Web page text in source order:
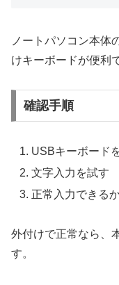
ノートパソコン本体
けキーボードが便利
確認手順
USBキーボード
文字入力を試す
正常入力できる
外付けで正常なら、
す。